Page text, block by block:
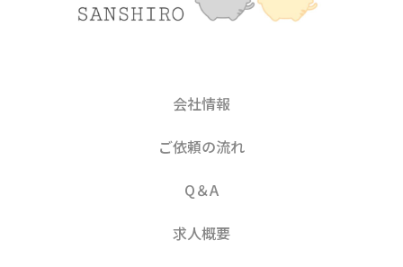
会社情報
ご依頼の流れ
Q＆A
求人概要